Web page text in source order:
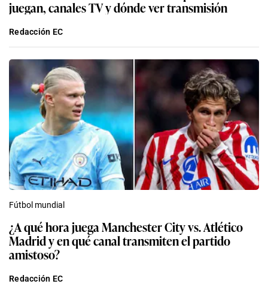
juegan, canales TV y dónde ver transmisión
Redacción EC
Fútbol mundial
¿A qué hora juega Manchester City vs. Atlético
Madrid y en qué canal transmiten el partido
amistoso?
Redacción EC